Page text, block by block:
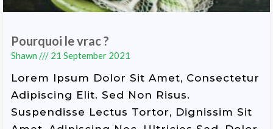
Pourquoi le vrac ?
Shawn 21 September 2021
Lorem Ipsum Dolor Sit Amet, Consectetur
Adipiscing Elit. Sed Non Risus.
Suspendisse Lectus Tortor, Dignissim Sit